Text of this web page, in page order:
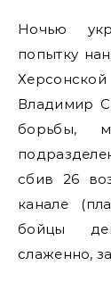
Ночью
попытку
Владимир
борьбы,
сбив 26
канале
бойцы
слаженно,